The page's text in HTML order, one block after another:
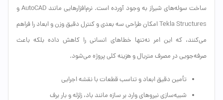
ساخت سوله‌های شیراز به وجود آورده است. نرم‌افزارهایی مانند AutoCAD و
Tekla Structures امکان طراحی سه بعدی و کنترل دقیق وزن و ابعاد را فراهم
می‌کنند، که این امر نه‌تنها خطاهای انسانی را کاهش داده بلکه باعث
صرفه‌جویی در مصرف متریال و هزینه کلی پروژه می‌شود.
تأمین دقیق ابعاد و تناسب قطعات با نقشه اجرایی
شبیه‌سازی نیروهای وارد بر سازه مانند باد، زلزله و بار برف